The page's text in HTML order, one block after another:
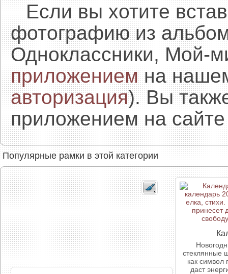
Если вы хотите
фотографию из
Одноклассники, Мой-
приложениемна нашем
авторизация). Вы
приложением на сайте
Популярные рамки в этой категории
стеклянные
как символ
даст